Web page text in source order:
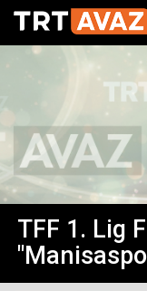
TFF 1. Lig